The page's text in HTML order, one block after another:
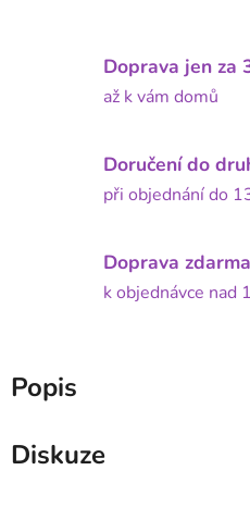
Doprava jen za
až k vám domů
Doručení do
při objednání do
Doprava zdarma
k objednávce nad
Popis
Diskuze